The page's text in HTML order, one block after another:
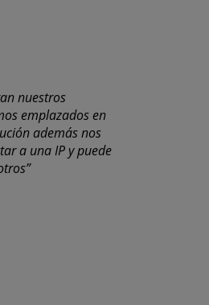
nuestros
emplazados en
además nos
a una IP y puede